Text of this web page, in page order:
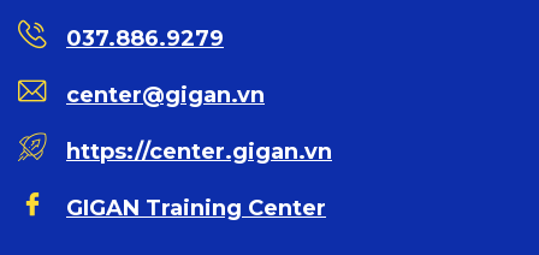
037.886.9279
center@gigan.vn
https://center.gigan.vn
GIGAN Training Center